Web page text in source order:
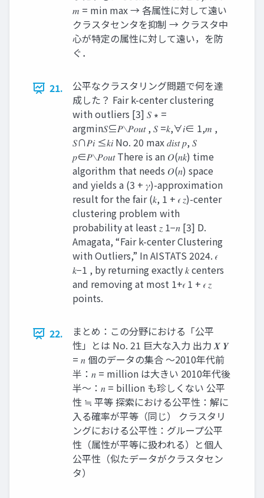
𝑚 = min max → 各属性に対して遠い
クラスタセンタを抑制 → クラスタ中
心が特定の属性に対して遠い，を防
ぐ．
21.
公平なクラスタリング問題で何を達
成した？ Fair k-center clustering
with outliers [3] 𝑆 ∗ =
argmin𝑆⊆𝑃∖𝑃𝑜𝑢𝑡 , 𝑆 =𝑘,∀𝑖∈ 1,𝑚 ,
𝑆∩𝑃𝑖 ≤𝑘𝑖 No. 20 max 𝑑𝑖𝑠𝑡 𝑝, 𝑆
𝑝∈𝑃∖𝑃𝑜𝑢𝑡 There is an 𝑂(𝑛𝑘) time
algorithm that needs 𝑂(𝑛) space
and yields a (3 + 𝛾)-approximation
result for the fair (𝑘, 1 + 𝜖 𝑧)-center
clustering problem with
probability at least 𝑧 1−𝑛 [3] D.
Amagata, “Fair k-center Clustering
with Outliers,” In AISTATS 2024. 𝜖
𝑘−1 , by returning exactly 𝑘 centers
and removing at most 1+𝜖 1 + 𝜖 𝑧
points.
22.
まとめ：この分野における「公平
性」とは No. 21 巨大な入力 出力 𝑿 𝒀
= 𝑛 個のデータの集合 ～2010年代前
半：𝑛 = million は大きい 2010年代後
半～：𝑛 = billion も珍しくない 公平
性 ≒ 平等 探索における公平性：解に
入る確率が平等（同じ） クラスタリ
ングにおける公平性：グループ公平
性（属性が平等に扱われる）と個人
公平性（似たデータがクラスタセン
タ）